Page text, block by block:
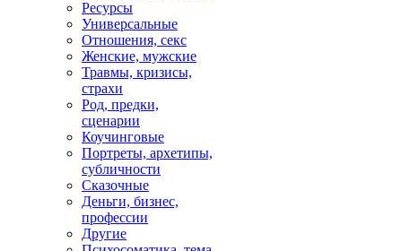
Ресурсы
Универсальные
Отношения, секс
Женские, мужские
Травмы, кризисы,
страхи
Род, предки,
сценарии
Коучинговые
Портреты, архетипы,
субличности
Сказочные
Деньги, бизнес,
профессии
Другие